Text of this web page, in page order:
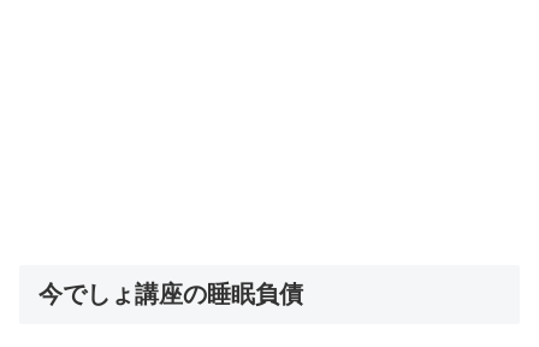
今でしょ講座の睡眠負債